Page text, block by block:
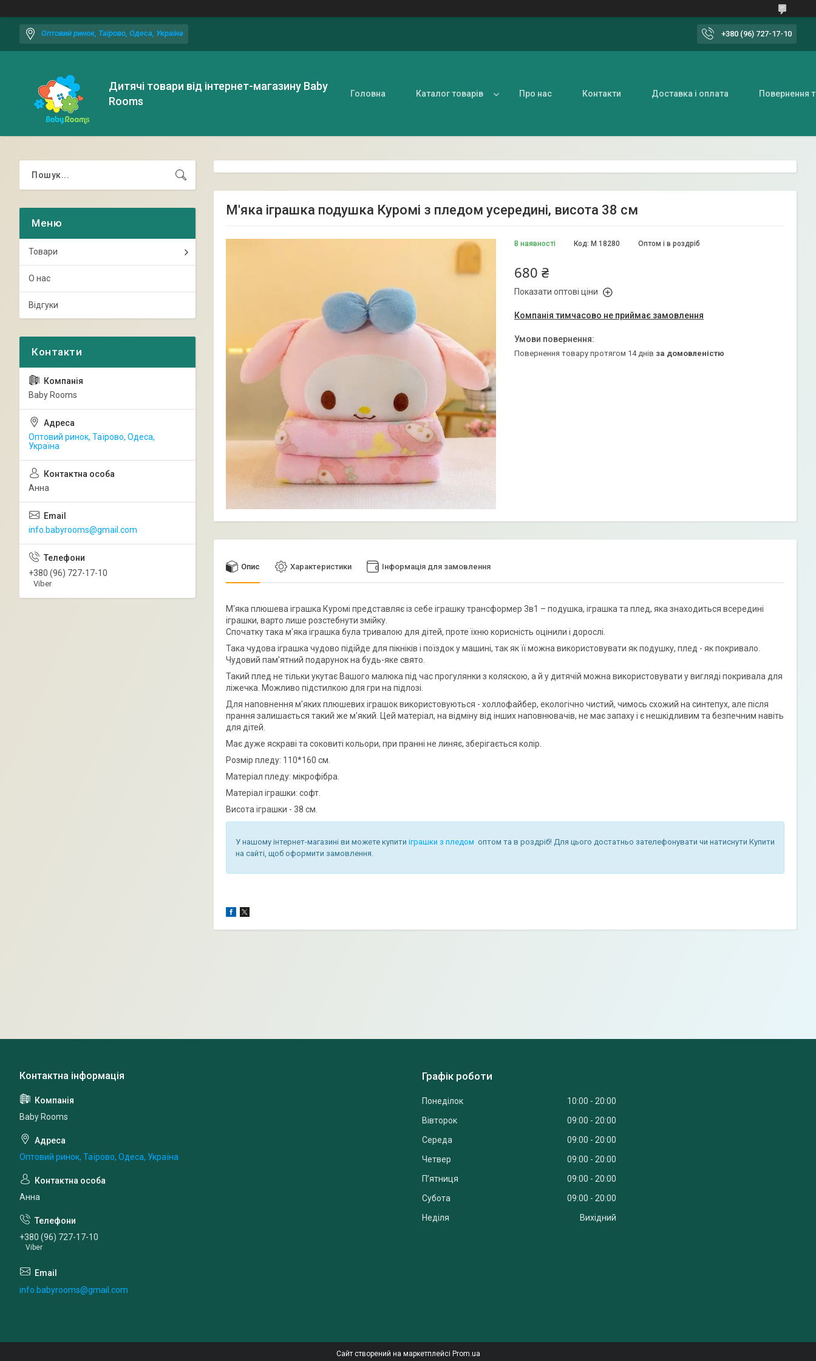
Оптовий ринок, Таїрово, Одеса, Україна +380 (96) 727-17-10
Дитячі товари від інтернет-магазину Baby
Rooms
Головна Каталог товарів Про нас Контакти Доставка і оплата Повернення
М'яка іграшка подушка Куромі з пледом усередині, висота 38 см
В наявності Оптом і в роздріб
Код: M 18280
680 ₴
Показати оптові ціни
Компанія тимчасово не приймає замовлення
повернення товару протягом 14 днів за домовленістю
Опис Характеристики Інформація для замовлення
М'яка плюшева іграшка Куромі представляє із себе іграшку трансформер 3в1 – подушка, іграшка та плед, яка знаходиться всередині
іграшки, варто лише розстебнути змійку.
Спочатку така м'яка іграшка була тривалою для дітей, проте їхню корисність оцінили і дорослі.
Така чудова іграшка чудово підійде для пікніків і поїздок у машині, так як її можна використовувати як подушку, плед - як покривало.
Чудовий пам'ятний подарунок на будь-яке свято.
Такий плед не тільки укутає Вашого малюка під час прогулянки з коляскою, а й у дитячій можна використовувати у вигляді покривала для
ліжечка. Можливо підстилкою для гри на підлозі.
Для наповнення м'яких плюшевих іграшок використовуються - холлофайбер, екологічно чистий, чимось схожий на синтепух, але після
прання залишається такий же м'який. Цей матеріал, на відміну від інших наповнювачів, не має запаху і є нешкідливим та безпечним навіть
для дітей.
Має дуже яскраві та соковиті кольори, при пранні не линяє, зберігається колір.
Розмір пледу: 110*160 см.
Матеріал пледу: мікрофібра.
Матеріал іграшки: софт.
Висота іграшки - 38 см.
У нашому інтернет-магазині ви можете купити іграшки з пледом оптом та в роздріб! Для цього достатньо зателефонувати чи натиснути Купити
на сайті, щоб оформити замовлення.
Товари
О нас
Відгуки
Baby Rooms
Оптовий ринок, Таїрово, Одеса,
Україна
Анна
info.babyrooms@gmail.com
+380 (96) 727-17-10
Viber
Baby Rooms
Оптовий ринок, Таїрово, Одеса, Україна
Анна
+380 (96) 727-17-10
Viber
info.babyrooms@gmail.com
Графік роботи
Понеділок 10:00
20:00
Вівторок
09:00
20:00
Середа
09:00
20:00
Четвер
09:00
20:00
Пʼятниця
09:00
20:00
Субота
09:00
20:00
Неділя
Вихідний
Сайт створений на маркетплейсі Prom.ua